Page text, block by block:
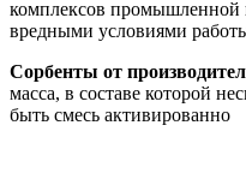
комплексов промышленной
вредными условиями
Сорбенты от
масса, в составе которой
быть смесь активированно